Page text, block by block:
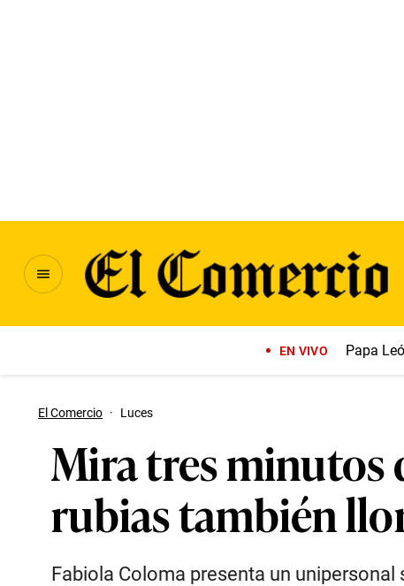
EN VIVO Papa
El Comercio · Luces
Mira tres minutos
rubias también
Fabiola Coloma presenta un